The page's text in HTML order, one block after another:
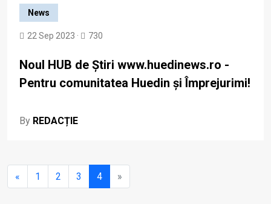
News
22 Sep 2023 · 730
Noul HUB de Știri www.huedinews.ro -
Pentru comunitatea Huedin și Împrejurimi!
By REDACȚIE
« 1 2 3 4 »